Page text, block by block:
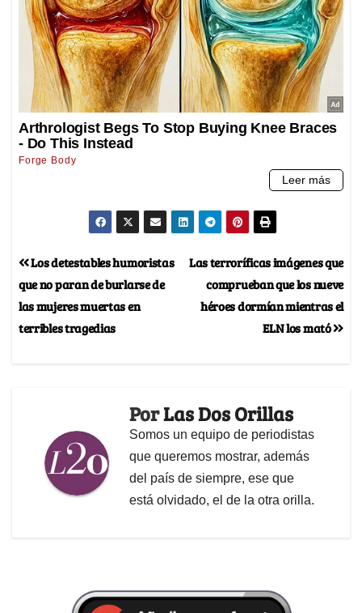
Las terroríficas imágenes que
comprueban que los nueve
héroes dormían mientras el
ELN los mató
Los detestables humoristas
que no paran de burlarse de
las mujeres muertas en
terribles tragedias
PorLas Dos Orillas
Somos un equipo de periodistas
que queremos mostrar, además
del país de siempre, ese que
está olvidado, el de la otra orilla.